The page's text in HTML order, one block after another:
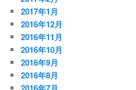
2017年1月
2016年12月
2016年11月
2016年10月
2016年9月
2016年8月